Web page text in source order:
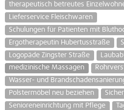
therapeutisch betreutes
Lieferservice Fleischwaren
Schulungen für Patienten mit
Ergotherapeutin Hubertusstraße
Logopäde Zingster Straße
medizinische Massagen
Wasser- und
Polstermöbel neu beziehen
Senioreneinrichtung mit Pflege